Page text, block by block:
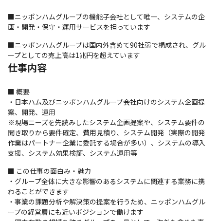
■ニッポンハムグループの機能子会社として唯一、システムの企
画・開発・保守・運用サービスを担っています
■ニッポンハムグループは国内外含めて90社弱で構成され、グル
ープとしての売上高は1兆円を超えています
仕事内容
■ 概要
・日本ハム及びニッポンハムグループ会社向けのシステム企画提
案、開発、運用
※現場ニーズを先読みしたシステム企画提案や、システム要件の
聞き取りから要件確定、費用見積り、システム開発（実際の開発
作業はパートナー企業に委託する場合が多い）、システムの導入
支援、システム効果検証、システム運用等
■ この仕事の面白み・魅力
・グループ全体に大きな影響のあるシステムに関連する業務に携
わることができます
・事業の課題分析や解決策の提案を行うため、ニッポンハムグル
ープの経営層にも近いポジションで働けます